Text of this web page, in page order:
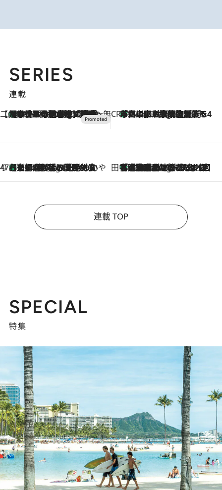
SERIES
連載
【CREA×星野リゾート】唯一無二。癒しと発見が待つ場所へ
16 Minutes Ago
【トンボの足水浴】ヒノキの香りに包まれて涼感マックス！約13℃の湧水かけ流しを避暑地「星野温泉 トンボの湯」で体験 CREA'S CHOICE
2 Hours Ago
「立川にも歌舞伎があるんだよ」 片岡仁左衛門・市川中車ら豪華座組みで4年目の立川立飛歌舞伎へ
47都道府県の手みやげ ひんやりスイーツで夏を満喫
2 Hours Ago
【京都府】この夏絶対食べたい 冷やしておいしいおやつ3選 ひと口目から心を掴む新緑のテリーヌ 田中稲の勝手に再ブーム
7 Hours Ago
「湘南乃風に憧れて」観客大盛上がりの“タオル回し”に、ラッパー顔負けの高速歌唱まで…さだまさし（74）のアグレッシブすぎる現在地
連載 TOP
SPECIAL
特集